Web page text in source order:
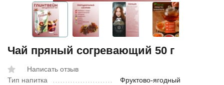
Чай пряный согревающий 50 г
Написать отзыв
Тип напитка
Фруктово-ягодный